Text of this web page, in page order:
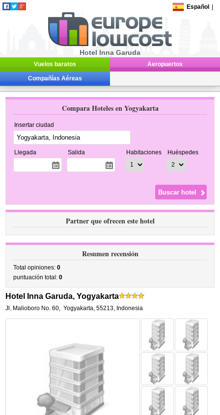
Español
Hotel Inna Garuda
Vuelos baratos Aeropuertos
Compañías Aéreas
Compara Hoteles en Yogyakarta
Insertar ciudad
Llegada Salida Habitaciones Huéspedes
Partner que ofrecen este hotel
Resumen recensión
Total opiniones:0
puntuación total:0
Hotel Inna Garuda, Yogyakarta
Jl. Malioboro No. 60, Yogyakarta,55213, Indonesia